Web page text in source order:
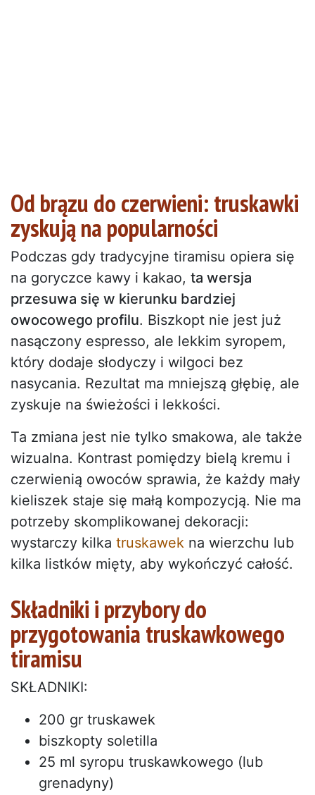
Od brązu do czerwieni: truskawki
zyskują na popularności
Podczas gdy tradycyjne tiramisu opiera się
na goryczce kawy i kakao, ta wersja
przesuwa się w kierunku bardziej
owocowego profilu. Biszkopt nie jest już
nasączony espresso, ale lekkim syropem,
który dodaje słodyczy i wilgoci bez
nasycania. Rezultat ma mniejszą głębię, ale
zyskuje na świeżości i lekkości.
Ta zmiana jest nie tylko smakowa, ale także
wizualna. Kontrast pomiędzy bielą kremu i
czerwienią owoców sprawia, że każdy mały
kieliszek staje się małą kompozycją. Nie ma
potrzeby skomplikowanej dekoracji:
wystarczy kilka truskawek na wierzchu lub
kilka listków mięty, aby wykończyć całość.
Składniki i przybory do
przygotowania truskawkowego
tiramisu
SKŁADNIKI:
200 gr truskawek
biszkopty soletilla
25 ml syropu truskawkowego (lub
grenadyny)